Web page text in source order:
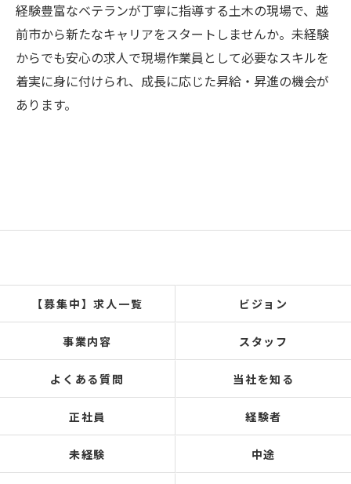
経験豊富なベテランが丁寧に指導する土木の現場で、越
前市から新たなキャリアをスタートしませんか。未経験
からでも安心の求人で現場作業員として必要なスキルを
着実に身に付けられ、成長に応じた昇給・昇進の機会が
あります。
【募集中】求人一覧 ビジョン
事業内容 スタッフ
よくある質問 当社を知る
正社員 経験者
未経験 中途